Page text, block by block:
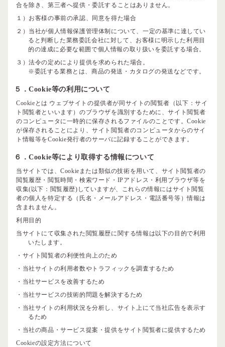
合を除き、第三者へ提供・委託することはありません。
１）お客様の事前の承認、同意を得た場合
２）当社が個人情報保護管理体制について、一定の基準に達してい
ると判断した業務委託会社に対して、お客様に明示した利用目
的の達成に必要な範囲で個人情報の取り扱いを委託する場合。
３）法令の定めにより提供を求められた場合。
※委託する業務とは、商品の発送・カタログの発送などです。
５．Cookie等の利用について
Cookieとは ウェブサイトの提供者が同サイトの閲覧者（以下：サイ
ト閲覧者といいます）のブラウザを識別するために、サイト閲覧者
のコンピュータに一時的に保存されるファイルのことです。Cookie
が保存されることにより、サイト閲覧者のコンピュータからのサイ
ト情報等をCookie発行者のサーバに記録することができます。
６．Cookie等により取得する情報について
当サイトでは、Cookieまたは類似の技術を用いて、サイト閲覧者の
閲覧履歴・閲覧時間・検索ワード・IPアドレス・利用ブラウザ等を
収集(以下：閲覧履歴)していますが、これらの情報にはサイト閲覧
者の個人を特定する（氏名・メールアドレス・電話番号等）情報は
含まれません。
利用目的
当サイトにて収集された閲覧履歴に関する情報は以下の目的で利用
いたします。
・サイト閲覧者の利便性向上のため
・当社サイトの利用者数やトラフィックを調査するため
・当社サービスを改善するため
・当社サービスの技術的問題を解決するため
・当社サイトの利用状況を分析し、サイト上にて当社広告を表示す
るため
・当社の商品・サービス提案・提供をサイト閲覧者に提供するため
Cookieの設定方法について